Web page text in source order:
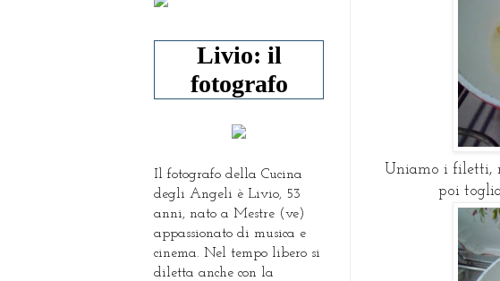
Uniamo i filetti,
poi
Livio: il
fotografo
Il fotografo della Cucina
degli Angeli è Livio, 53
anni, nato a Mestre (ve)
appassionato di musica e
cinema. Nel tempo libero si
diletta anche con la